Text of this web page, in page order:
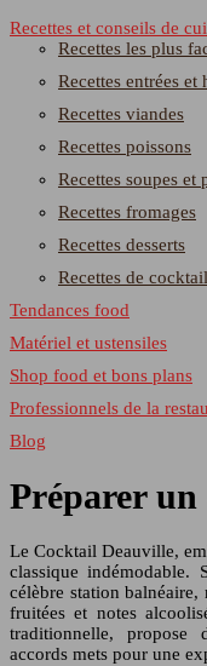
Recettes et conseils de
Recettes les plus
Recettes entrées et
Recettes viandes
Recettes poissons
Recettes soupes et
Recettes fromages
Recettes desserts
Recettes de
Tendances food
Matériel et ustensiles
Shop food et bons plans
Professionnels de la
Blog
Préparer
Le Cocktail Deauville,
classique indémodable.
célèbre station
fruitées et notes
traditionnelle, propose
accords mets pour une